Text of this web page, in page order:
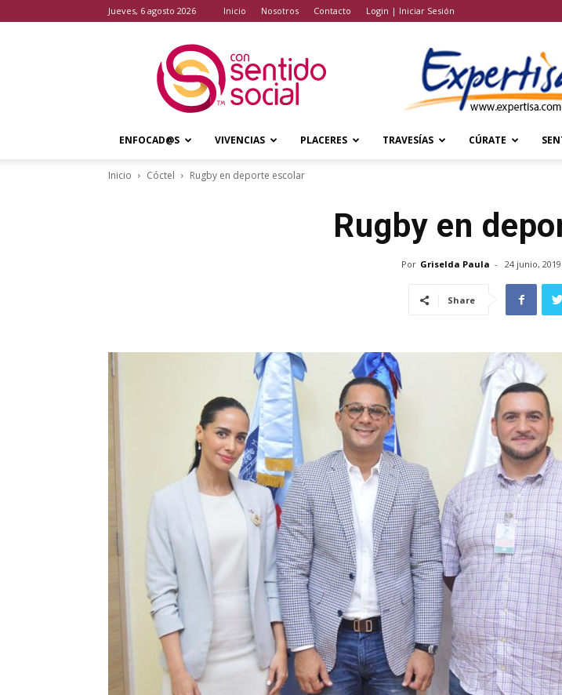
jueves, 6 agosto 2026 Inicio Nosotros Contacto Login | Iniciar Sesión
Sentido
Social
ENFOCAD@S VIVENCIAS PLACERES TRAVESÍAS CÚRATE
Inicio Cóctel Rugby en deporte escolar
Rugby en
Por Griselda Paula - 24 junio, 2019
Share